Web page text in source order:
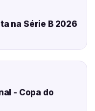
na Série B 2026
- Copa do